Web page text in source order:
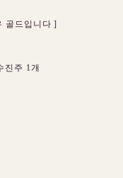
골드입니다 ]
진주 1개